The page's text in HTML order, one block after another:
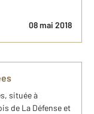
08 mai 2018
située à
de La Défense et